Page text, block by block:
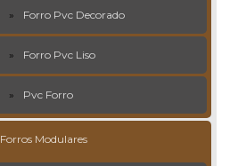
Forro Pvc Decorado
Forro Pvc Liso
Pvc Forro
Forros Modulares